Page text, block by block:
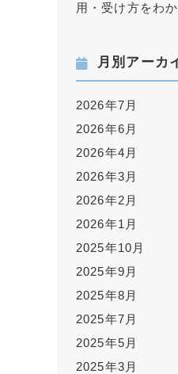
用・受け方をわ
月別アーカ
2026年7月
2026年6月
2026年4月
2026年3月
2026年2月
2026年1月
2025年10月
2025年9月
2025年8月
2025年7月
2025年5月
2025年3月